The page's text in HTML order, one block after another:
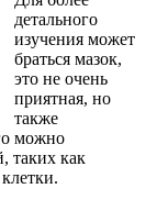
детального
изучения может
браться мазок,
это не очень
приятная, но
также
можно
таких как